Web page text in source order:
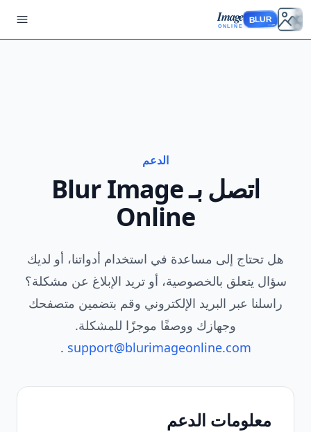
BLUR
Image
ONLINE
الدعم
اتصل بـ Blur Image
Online
هل تحتاج إلى مساعدة في استخدام أدواتنا، أو لديك
سؤال يتعلق بالخصوصية، أو تريد الإبلاغ عن مشكلة؟
راسلنا عبر البريد الإلكتروني وقم بتضمين متصفحك
وجهازك ووصفًا موجزًا ​​للمشكلة.
support@blurimageonline.com
.
معلومات الدعم